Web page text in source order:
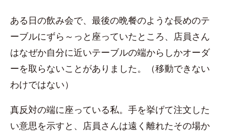
ある日の飲み会で、最後の晩餐のような長めのテ
ーブルにずら～っと座っていたところ、店員さん
はなぜか自分に近いテーブルの端からしかオーダ
ーを取らないことがありました。（移動できない
わけではない）
真反対の端に座っている私。手を挙げて注文した
い意思を示すと、店員さんは遠く離れたその場か